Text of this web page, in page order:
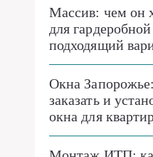
Массив: чем он
для
подходящий
Окна
заказать и
окна для